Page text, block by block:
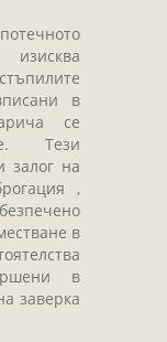
изисква
в
се
Тези
залог на
,
в
в
заверка